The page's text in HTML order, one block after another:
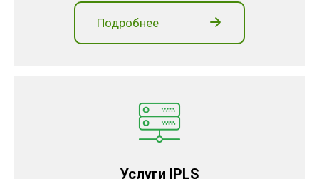
Подробнее
Услуги IPLS